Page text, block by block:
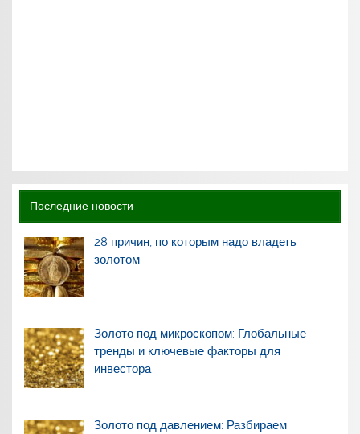
Последние новости
28 причин, по которым надо владеть
золотом
Золото под микроскопом: Глобальные
тренды и ключевые факторы для
инвестора
Золото под давлением: Разбираем